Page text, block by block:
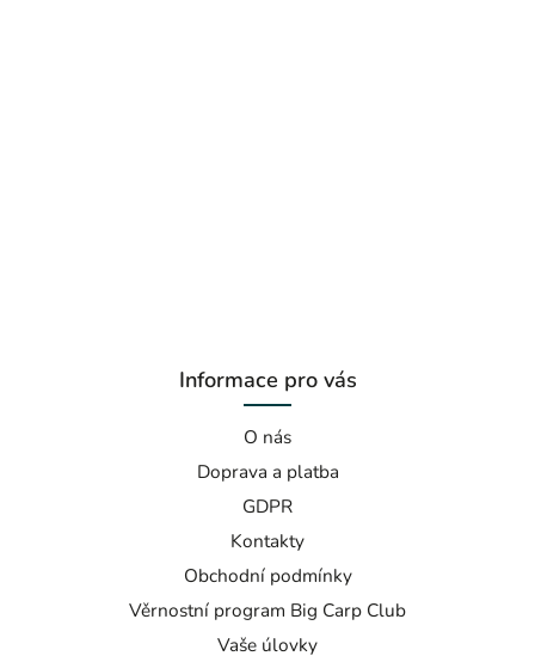
Informace pro vás
O nás
Doprava a platba
GDPR
Kontakty
Obchodní podmínky
Věrnostní program Big Carp Club
Vaše úlovky